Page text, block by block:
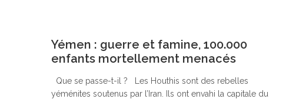
Yémen : guerre et famine, 100.000
enfants mortellement menacés
Que se passe-t-il ? Les Houthis sont des rebelles
yéménites soutenus par l’Iran. Ils ont envahi la capitale du